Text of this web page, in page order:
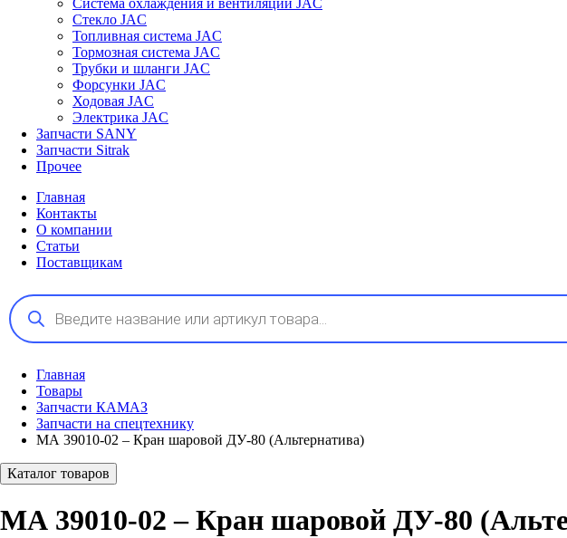
Стекло JAC
Топливная система JAC
Тормозная система JAC
Трубки и шланги JAC
Форсунки JAC
Ходовая JAC
Электрика JAC
Запчасти SANY
Запчасти Sitrak
Прочее
Главная
Контакты
О компании
Статьи
Поставщикам
Поиск
товаров
Главная
Товары
Запчасти КАМАЗ
Запчасти на спецтехнику
МА 39010-02 – Кран шаровой ДУ-80 (Альтернатива)
Каталог товаров
МА 39010-02 – Кран шаровой ДУ-80